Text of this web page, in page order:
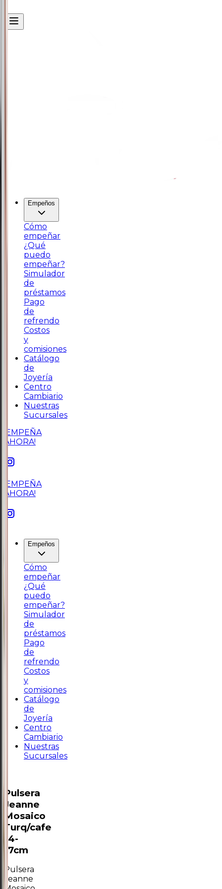
Empeños
Cómo
empeñar
¿Qué
puedo
empeñar?
Simulador
de
préstamos
Pago
de
refrendo
Costos
y
comisiones
Catálogo
de
Joyería
Centro
Cambiario
Nuestras
Sucursales
¡EMPEÑA
AHORA!
¡EMPEÑA
AHORA!
Empeños
Cómo
empeñar
¿Qué
puedo
empeñar?
Simulador
de
préstamos
Pago
de
refrendo
Costos
y
comisiones
Catálogo
de
Joyería
Centro
Cambiario
Nuestras
Sucursales
Pulsera
Jeanne
Mosaico
Turq/cafe
14-
17cm
Pulsera
Jeanne